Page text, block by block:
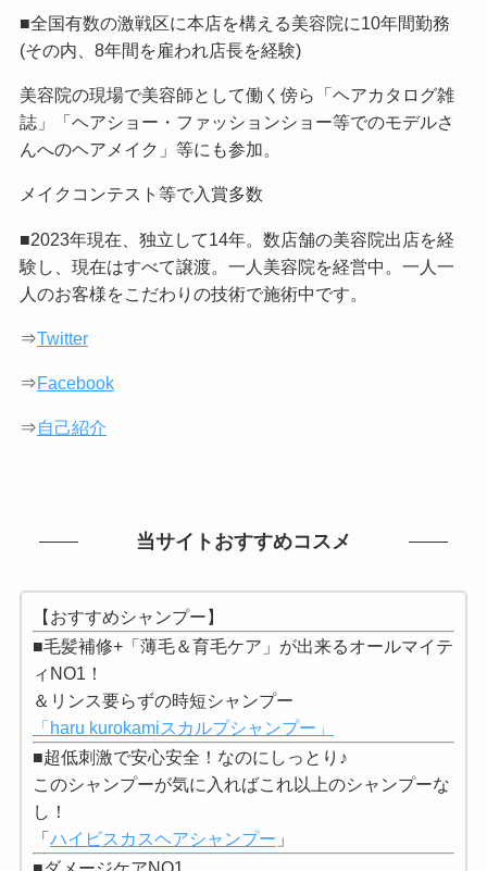
■全国有数の激戦区に本店を構える美容院に10年間勤務
(その内、8年間を雇われ店長を経験)
美容院の現場で美容師として働く傍ら「ヘアカタログ雑
誌」「ヘアショー・ファッションショー等でのモデルさ
んへのヘアメイク」等にも参加。
メイクコンテスト等で入賞多数
■2023年現在、独立して14年。数店舗の美容院出店を経
験し、現在はすべて譲渡。一人美容院を経営中。一人一
人のお客様をこだわりの技術で施術中です。
⇒Twitter
⇒Facebook
⇒自己紹介
当サイトおすすめコスメ
【おすすめシャンプー】
■毛髪補修+「薄毛＆育毛ケア」が出来るオールマイテ
ィNO1！
＆リンス要らずの時短シャンプー
「haru kurokamiスカルプシャンプー」
■超低刺激で安心安全！なのにしっとり♪
このシャンプーが気に入ればこれ以上のシャンプーな
し！
「ハイビスカスヘアシャンプー 」